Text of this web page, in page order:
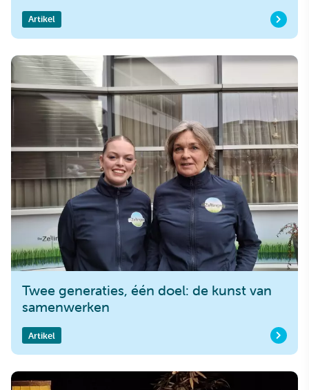
Artikel
Twee generaties, één doel: de kunst van
samenwerken
Artikel